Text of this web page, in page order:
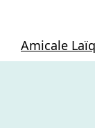
Amicale